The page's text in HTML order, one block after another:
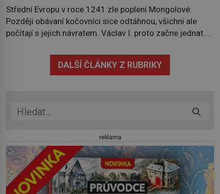
Střední Evropu v roce 1241 zle poplení Mongolové.
Později obávaní kočovníci sice odtáhnou, všichni ale
počítají s jejich návratem. Václav I. proto začne jednat.
pečlivě připravit! Český král Václav I. (1205–1253)
přijme opatření, která mají posílit obranu jeho království.
DALŠÍ ČLÁNKY Z RUBRIKY
reklama